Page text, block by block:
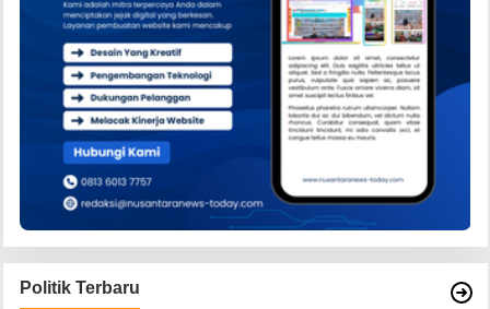
Politik Terbaru